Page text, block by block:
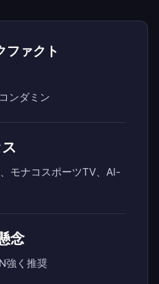
ファクト
ンダミン
モナコスポーツTV、Al-
念
強く推奨